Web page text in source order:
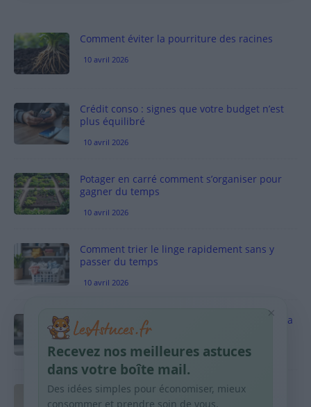
Comment éviter la pourriture des racines
10 avril 2026
Crédit conso : signes que votre budget n’est
plus équilibré
10 avril 2026
Potager en carré comment s’organiser pour
gagner du temps
10 avril 2026
Comment trier le linge rapidement sans y
passer du temps
10 avril 2026
Vinaigre blanc et four est-ce efficace contre la
graisse
10 avril 2026
Taches pigmentaires : routine simple +
habitudes qui aident
×
Recevez nos meilleures astuces
dans votre boîte mail.
Des idées simples pour économiser, mieux
consommer et prendre soin de vous.